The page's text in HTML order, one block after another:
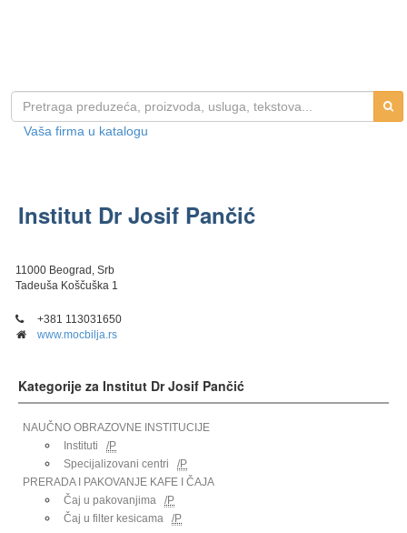
Vaša firma u katalogu
Institut Dr Josif Pančić
11000 Beograd, Srb
Tadeuša Koščuška 1
+381 113031650
www.mocbilja.rs
Kategorije za Institut Dr Josif Pančić
NAUČNO OBRAZOVNE INSTITUCIJE
Instituti
/P
Specijalizovani centri
/P
PRERADA I PAKOVANJE KAFE I ČAJA
Čaj u pakovanjima
/P
Čaj u filter kesicama
/P